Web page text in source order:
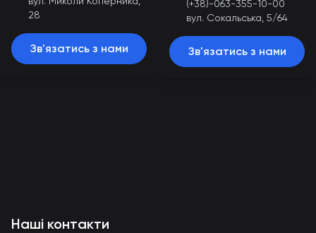
28
Зв'язатись з нами
(+38)-063-355-10-00
вул. Сокальська, 5/64
Зв'язатись з нами
Наші контакти